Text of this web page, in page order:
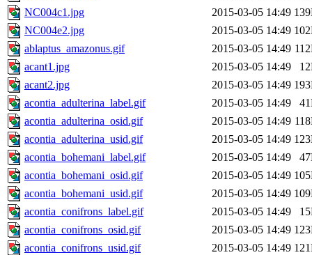
NC004c1.jpg
2015-03-05 14:49
NC004e2.jpg
2015-03-05 14:49
ablaptus_amazonus.gif
2015-03-05 14:49
acant1.jpg
2015-03-05 14:49
acant2.jpg
2015-03-05 14:49
acontia_adulterina_label.gif
2015-03-05 14:49
acontia_adulterina_osid.gif
2015-03-05 14:49
acontia_adulterina_usid.gif
2015-03-05 14:49
acontia_bohemani_label.gif
2015-03-05 14:49
acontia_bohemani_osid.gif
2015-03-05 14:49
acontia_bohemani_usid.gif
2015-03-05 14:49
acontia_conifrons_label.gif
2015-03-05 14:49
acontia_conifrons_osid.gif
2015-03-05 14:49
acontia_conifrons_usid.gif
2015-03-05 14:49